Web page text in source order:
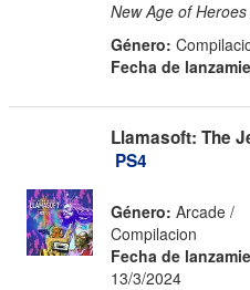
New Age of Heroes
Género:
Fecha de
Llamasoft: The
PS4
Género: Arcade /
Compilacion
Fecha de
13/3/2024